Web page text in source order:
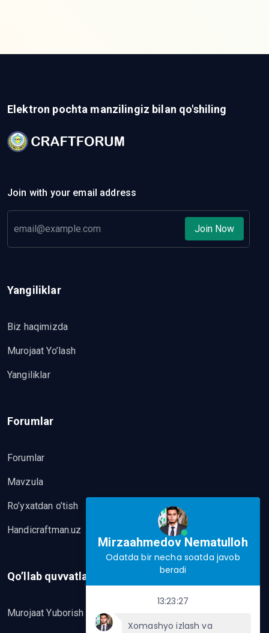
Elektron pochta manzilingiz bilan qo'shiling
Join with your email address
Join Now
Yangiliklar
Biz haqimizda
Murojaat Yo’lash
Yangiliklar
Forumlar
Forumlar
Mavzula
Ro’yxatdan o’tish
Handicraftman.uz
Qo’llab quvvatlash
Murojaat Yuborish
Mirzaahmedov Nematulloh
Odatda bir necha soatda javob
beradi
13:23:27
Xomashyo izlash va